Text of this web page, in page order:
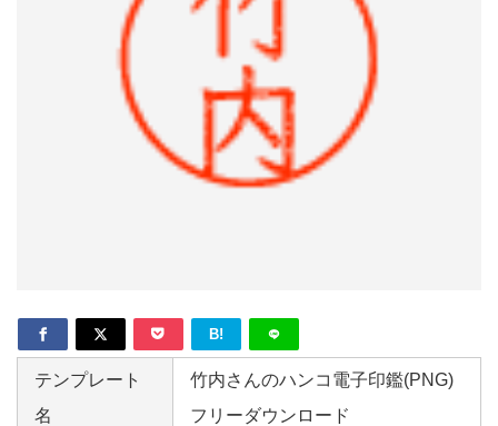
B!
テンプレート
名
竹内さんのハンコ電子印鑑(PNG)
フリーダウンロード